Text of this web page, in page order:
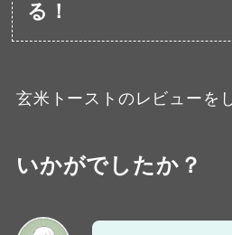
る！
玄米トーストのレビューを
いかがでしたか？